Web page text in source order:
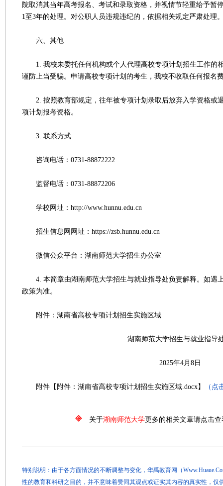
院取消其当年高考报名、考试和录取资格，并视情节轻重给予暂
1至3年的处理。对公职人员违规违纪的，依据相关规定严肃处理
六、其他
1. 我校未委托任何机构或个人代理高校专项计划招生工作的
谨防上当受骗。申请高校专项计划的考生，我校不收取任何报名
2. 按照教育部规定，往年被专项计划录取后放弃入学资格或
项计划报考资格。
3. 联系方式
咨询电话：0731-88872222
监督电话：0731-88872206
学校网址：http://www.hunnu.edu.cn
招生信息网网址：https://zsb.hunnu.edu.cn
微信公众平台：湖南师范大学招生办公室
4. 本简章由湖南师范大学招生与就业指导处负责解释。如遇
政策为准。
附件：湖南省高校专项计划招生实施区域
湖南师范大学招生与就业指导
2025年4月8日
附件【附件：湖南省高校专项计划招生实施区域.docx】 （点
关于湖南师范大学更多的相关文章请点击查
特别说明：由于各方面情况的不断调整与变化，华禹教育网（
性的教育和科研之目的，并不意味着赞同其观点或证实其内容的真实性，仅